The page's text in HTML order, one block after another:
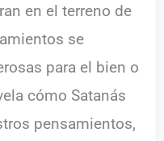
en el terreno de
se
para el bien o
cómo Satanás
pensamientos,